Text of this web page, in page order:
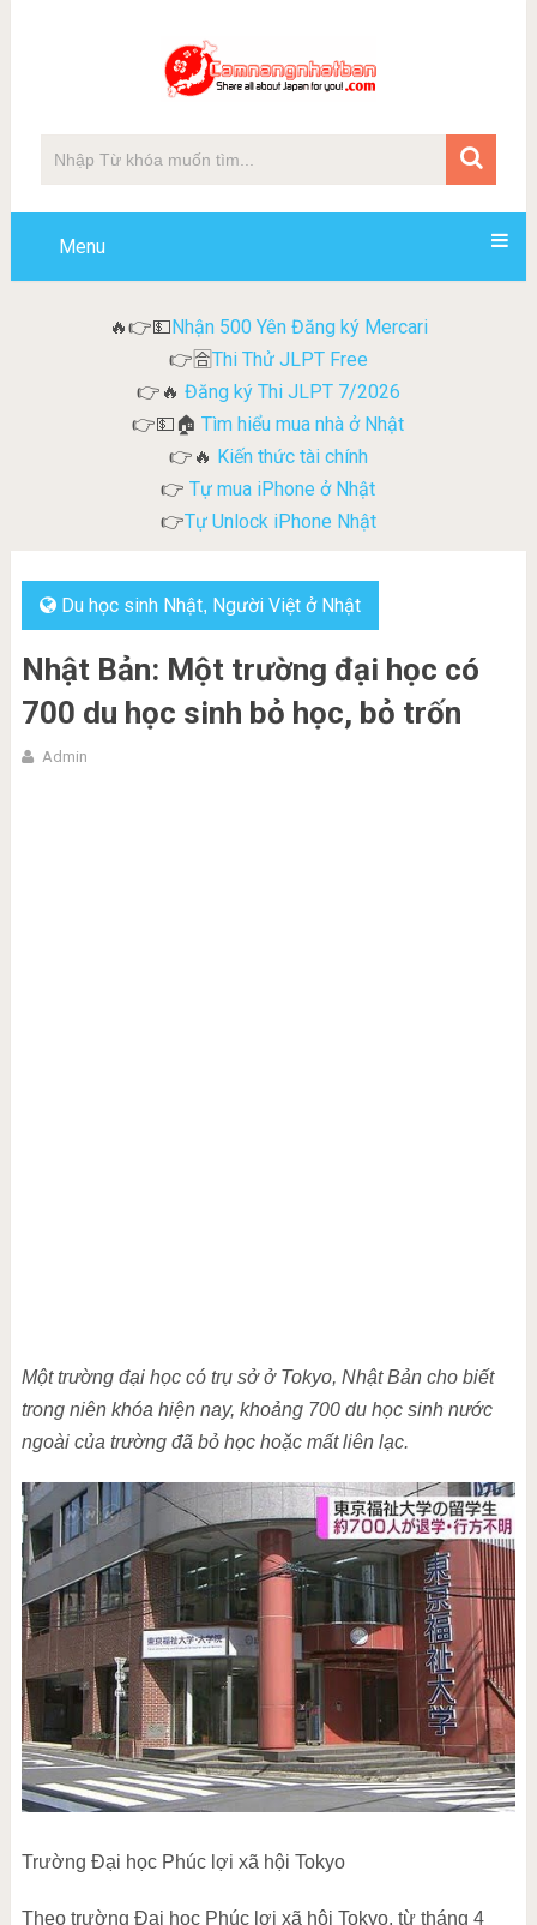
Menu
🔥👉💵Nhận 500 Yên Đăng ký Mercari
👉🈴Thi Thử JLPT Free
👉🔥 Đăng ký Thi JLPT 7/2026
👉💵🏠Tìm hiểu mua nhà ở Nhật
👉🔥 Kiến thức tài chính
👉 Tự mua iPhone ở Nhật
👉Tự Unlock iPhone Nhật
Du học sinh Nhật, Người Việt ở Nhật
Nhật Bản: Một trường đại học có
700 du học sinh bỏ học, bỏ trốn
Admin
Một trường đại học có trụ sở ở Tokyo, Nhật Bản cho biết
trong niên khóa hiện nay, khoảng 700 du học sinh nước
ngoài của trường đã bỏ học hoặc mất liên lạc.
Trường Đại học Phúc lợi xã hội Tokyo
Theo trường Đại học Phúc lợi xã hội Tokyo, từ tháng 4